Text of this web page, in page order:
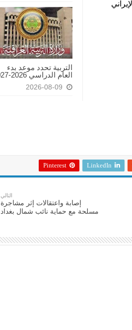
التربية تحدد موعد بدء
العام الدراسي 2026-2027
2026-08-09
LinkedIn
Pinterest
التالي
إصابة واعتقالات إثر مشاجرة
مسلحة مع حماية نائب شمال بغداد